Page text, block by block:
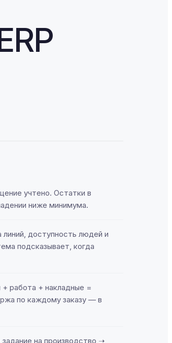
учтено. Остатки в
ниже минимума.
линий, доступность людей и
подсказывает, когда
работа + накладные =
по каждому заказу — в
задание на производство ➝